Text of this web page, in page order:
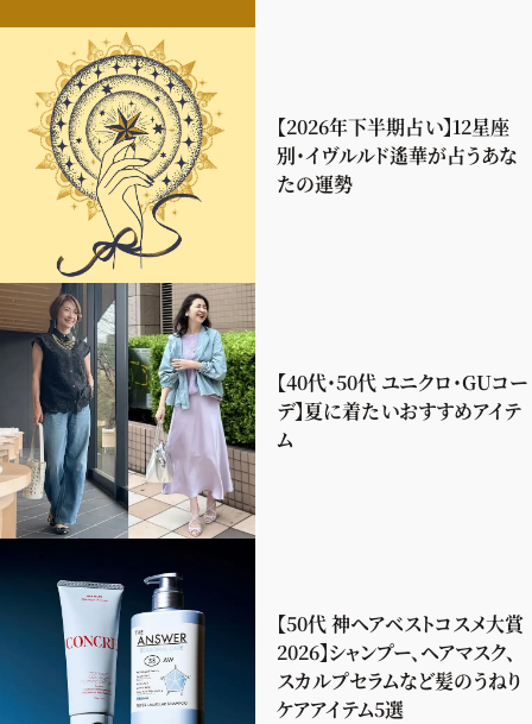
【2026年下半期占い】12星座
別・イヴルルド遙華が占うあな
たの運勢
【40代・50代 ユニクロ・GUコー
デ】夏に着たいおすすめアイテ
ム
【50代 神ヘアベストコスメ大賞
2026】シャンプー、ヘアマスク、
スカルプセラムなど髪のうねり
ケアアイテム5選